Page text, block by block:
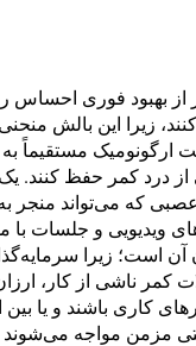
از بهبود فوری
زیرا این بالش
ارگونومیک
کمر حفظ کنند.
می‌تواند منجر به
و جلسات با
است؛ زیرا
ناشی از کار،
کاری باشند و یا
مزمن مواجه